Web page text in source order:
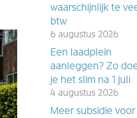
waarschijnlijk te
btw
6 augustus 2026
Een laadplein
aanleggen? Zo
je het slim na 1 juli
4 augustus 2026
Meer subsidie voor